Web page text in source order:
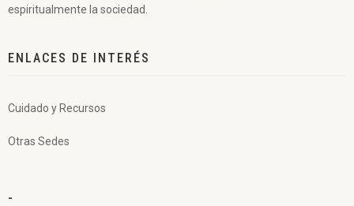
espiritualmente la sociedad.
ENLACES DE INTERÉS
Cuidado y Recursos
Otras Sedes
-